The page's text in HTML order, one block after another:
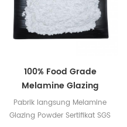
100% Food Grade
Melamine Glazing
Powder Bahan Baku
Peralatan Makan
Pabrik langsung Melamine
Glazing Powder Sertifikat SGS